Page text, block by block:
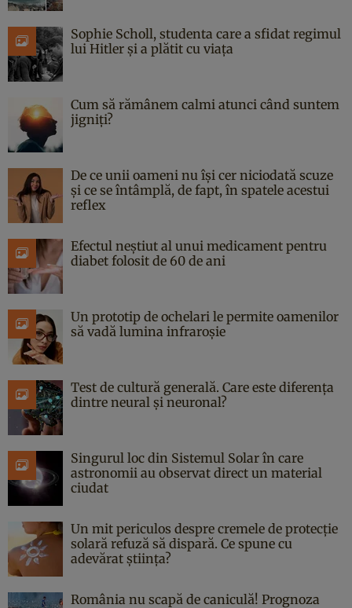
Sophie Scholl, studenta care a sfidat regimul
lui Hitler și a plătit cu viața
Cum să rămânem calmi atunci când suntem
jigniți?
De ce unii oameni nu își cer niciodată scuze
și ce se întâmplă, de fapt, în spatele acestui
reflex
Efectul neștiut al unui medicament pentru
diabet folosit de 60 de ani
Un prototip de ochelari le permite oamenilor
să vadă lumina infraroșie
Test de cultură generală. Care este diferența
dintre neural și neuronal?
Singurul loc din Sistemul Solar în care
astronomii au observat direct un material
ciudat
Un mit periculos despre cremele de protecție
solară refuză să dispară. Ce spune cu
adevărat știința?
România nu scapă de caniculă! Prognoza